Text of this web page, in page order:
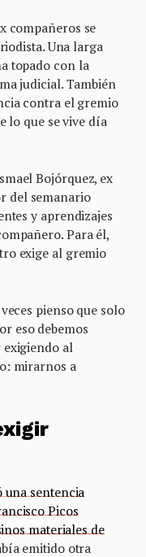
compañeros se
Una larga
topado con la
judicial. También
contra el gremio
lo que se vive día
Bojórquez, ex
del semanario
y aprendizajes
Para él,
exige al gremio
pienso que solo
eso debemos
al
mirarnos a
sentencia
Picos
materiales de
emitido otra